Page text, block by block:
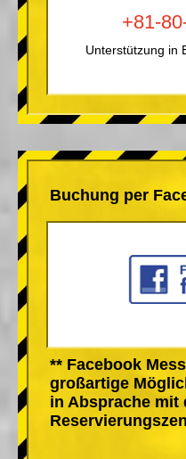
+81-
Unterstützung in
Buchung per
** Facebook
großartige
in Absprache mit